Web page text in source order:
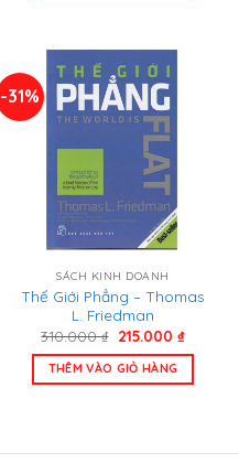
-31%
SÁCH KINH DOANH
Thế Giới Phẳng – Thomas
L. Friedman
310.000₫ Giá
là:
310.000 ₫.
215.000 ₫Giá
THÊM VÀO GIỎ HÀNG